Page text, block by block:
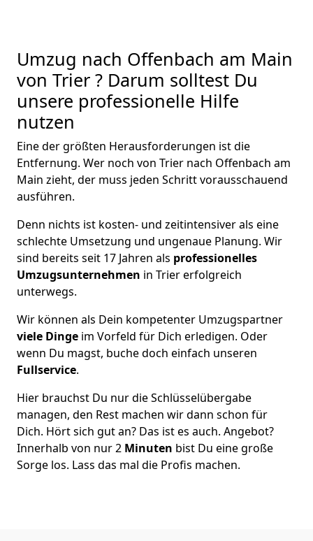
Umzug nach Offenbach am Main
von Trier ? Darum solltest Du
unsere professionelle Hilfe
nutzen
Eine der größten Herausforderungen ist die
Entfernung. Wer noch von Trier nach Offenbach am
Main zieht, der muss jeden Schritt vorausschauend
ausführen.
Denn nichts ist kosten- und zeitintensiver als eine
schlechte Umsetzung und ungenaue Planung. Wir
sind bereits seit 17 Jahren als professionelles
Umzugsunternehmen in Trier erfolgreich
unterwegs.
Wir können als Dein kompetenter Umzugspartner
viele Dinge im Vorfeld für Dich erledigen. Oder
wenn Du magst, buche doch einfach unseren
Fullservice.
Hier brauchst Du nur die Schlüsselübergabe
managen, den Rest machen wir dann schon für
Dich. Hört sich gut an? Das ist es auch. Angebot?
Innerhalb von nur 2 Minuten bist Du eine große
Sorge los. Lass das mal die Profis machen.